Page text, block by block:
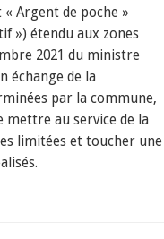
Argent de poche »
») étendu aux zones
2021 du ministre
échange de la
par la commune,
mettre au service de la
limitées et toucher une